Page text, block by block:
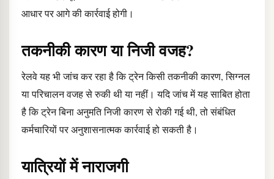
आधार पर आगे की कार्रवाई होगी।
तकनीकी कारण या निजी वजह?
रेलवे यह भी जांच कर रहा है कि ट्रेन किसी तकनीकी कारण, सिग्नल
या परिचालन वजह से रुकी थी या नहीं। यदि जांच में यह साबित होता
है कि ट्रेन बिना अनुमति निजी कारण से रोकी गई थी, तो संबंधित
कर्मचारियों पर अनुशासनात्मक कार्रवाई हो सकती है।
यात्रियों में नाराजगी